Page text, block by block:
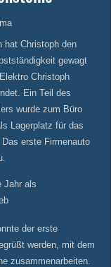
hat Christoph den
gewagt
Christoph
Ein Teil des
wurde zum Büro
Lagerplatz für das
erste Firmenauto
Jahr als
der erste
werden, mit dem
zusammenarbeiten.